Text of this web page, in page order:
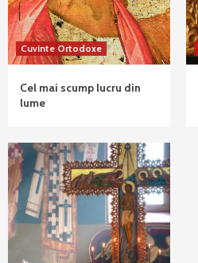
Cuvinte Ortodoxe
Cel mai scump lucru din
lume